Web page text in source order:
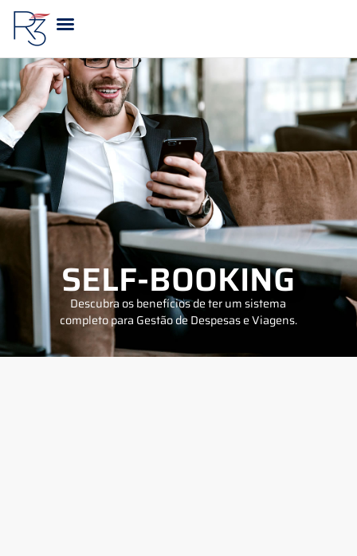
SELF-BOOKING
Descubra os benefícios de ter um sistema
completo para Gestão de Despesas e Viagens.